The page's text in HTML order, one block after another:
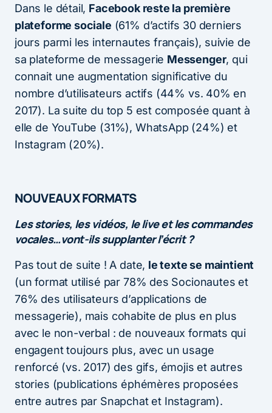
Dans le détail, Facebook reste la première
plateforme sociale (61% d’actifs 30 derniers
jours parmi les internautes français), suivie de
sa plateforme de messagerie Messenger, qui
connait une augmentation significative du
nombre d’utilisateurs actifs (44% vs. 40% en
2017). La suite du top 5 est composée quant à
elle de YouTube (31%), WhatsApp (24%) et
Instagram (20%).
NOUVEAUX FORMATS
Les stories, les vidéos, le live et les commandes
vocales…vont-ils supplanter l’écrit ?
Pas tout de suite ! A date, le texte se maintient
(un format utilisé par 78% des Socionautes et
76% des utilisateurs d’applications de
messagerie), mais cohabite de plus en plus
avec le non-verbal : de nouveaux formats qui
engagent toujours plus, avec un usage
renforcé (vs. 2017) des gifs, émojis et autres
stories (publications éphémères proposées
entre autres par Snapchat et Instagram).